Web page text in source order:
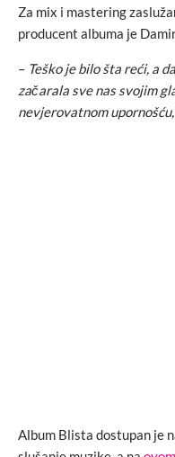
Za mix i mastering
producent albuma je
– Teško je bilo šta reći, a
začarala sve nas svojim
nevjerovatnom upornošću,
Album Blista dostupan je